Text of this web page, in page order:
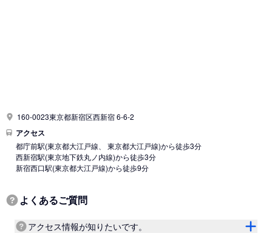
160-0023東京都新宿区西新宿 6-6-2
アクセス
都庁前駅(東京都大江戸線、 東京都大江戸線)から徒歩3分
西新宿駅(東京地下鉄丸ノ内線)から徒歩3分
新宿西口駅(東京都大江戸線)から徒歩9分
よくあるご質問
アクセス情報が知りたいです。